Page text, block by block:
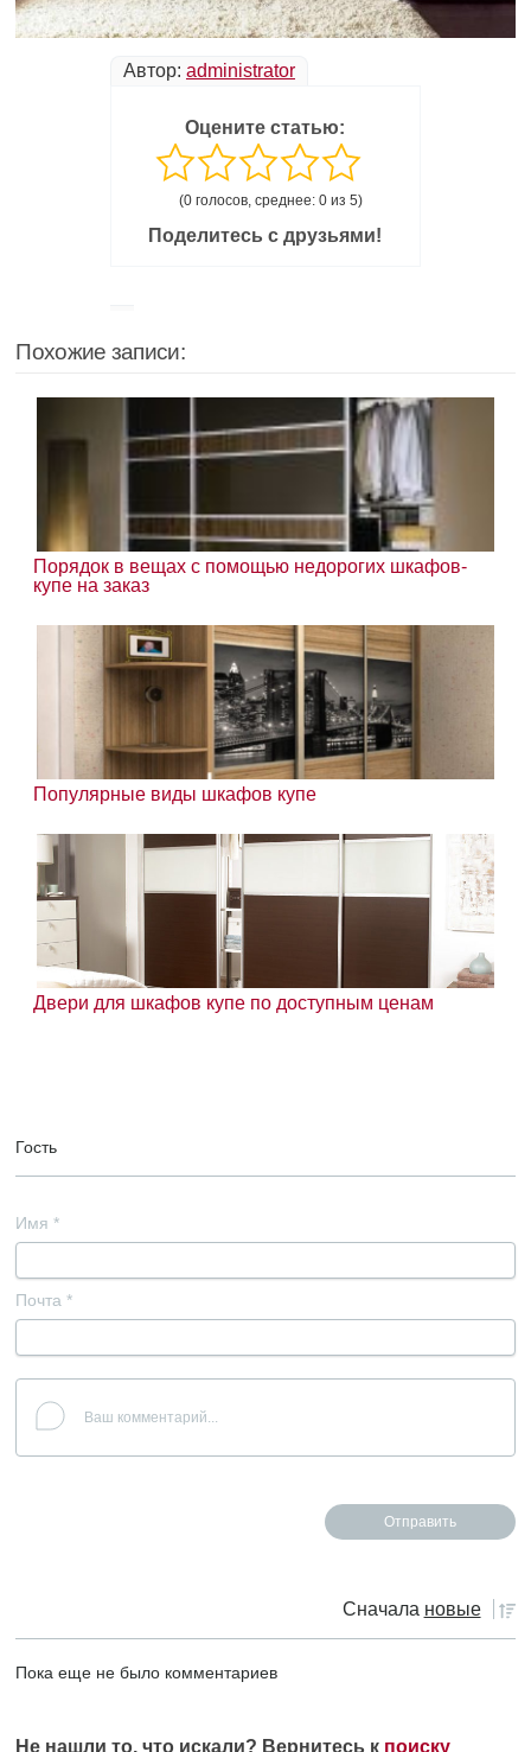
Автор: administrator
Оцените статью:
(0 голосов, среднее: 0 из 5)
Поделитесь с друзьями!
Похожие записи:
Порядок в вещах с помощью недорогих шкафов-
купе на заказ
Популярные виды шкафов купе
Двери для шкафов купе по доступным ценам
Гость
Имя *
Почта *
Сначала новые
Пока еще не было комментариев
Не нашли то, что искали? Вернитесь к поиску